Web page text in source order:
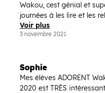
Wakou, cest génial et
journées à les lire et les
Voir plus
3 novembre 2021
Sophie
Mes élèves ADORENT
2020 est TRÈS